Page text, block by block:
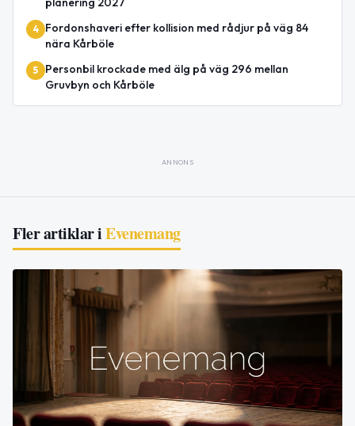
4
Fordonshaveri efter kollision med rådjur på väg 84
nära Kårböle
5
Personbil krockade med älg på väg 296 mellan
Gruvbyn och Kårböle
ANNONS
Fler artiklar iEvenemang